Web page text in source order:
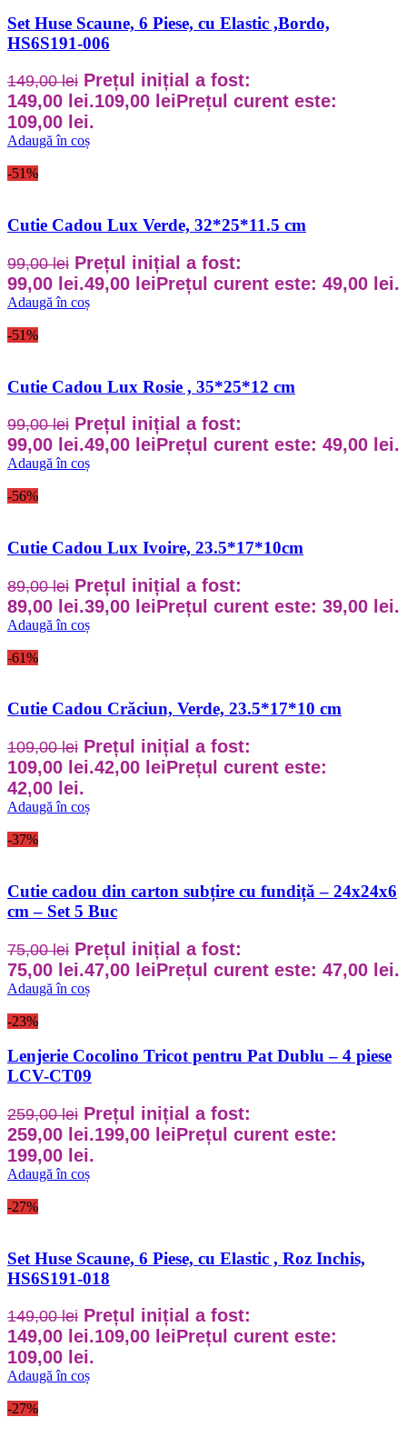
Set Huse Scaune, 6 Piese, cu Elastic ,Bordo,
HS6S191-006
149,00lei Prețul inițial a fost:
149,00 lei.109,00 leiPrețul curent este:
109,00 lei.
Adaugă în coș
-51%
Cutie Cadou Lux Verde, 32*25*11.5 cm
99,00lei Prețul inițial a fost:
99,00 lei.49,00 leiPrețul curent este: 49,00 lei.
Adaugă în coș
-51%
Cutie Cadou Lux Rosie , 35*25*12 cm
99,00lei Prețul inițial a fost:
99,00 lei.49,00 leiPrețul curent este: 49,00 lei.
Adaugă în coș
-56%
Cutie Cadou Lux Ivoire, 23.5*17*10cm
89,00lei Prețul inițial a fost:
89,00 lei.39,00 leiPrețul curent este: 39,00 lei.
Adaugă în coș
-61%
Cutie Cadou Crăciun, Verde, 23.5*17*10 cm
109,00lei Prețul inițial a fost:
109,00 lei.42,00 leiPrețul curent este:
42,00 lei.
Adaugă în coș
-37%
Cutie cadou din carton subțire cu fundiță – 24x24x6
cm – Set 5 Buc
75,00lei Prețul inițial a fost:
75,00 lei.47,00 leiPrețul curent este: 47,00 lei.
Adaugă în coș
-23%
Lenjerie Cocolino Tricot pentru Pat Dublu – 4 piese
LCV-CT09
259,00lei Prețul inițial a fost:
259,00 lei.199,00 leiPrețul curent este:
199,00 lei.
Adaugă în coș
-27%
Set Huse Scaune, 6 Piese, cu Elastic , Roz Inchis,
HS6S191-018
149,00lei Prețul inițial a fost:
149,00 lei.109,00 leiPrețul curent este:
109,00 lei.
Adaugă în coș
-27%